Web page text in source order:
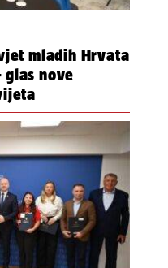
mladih Hrvata
glas nove